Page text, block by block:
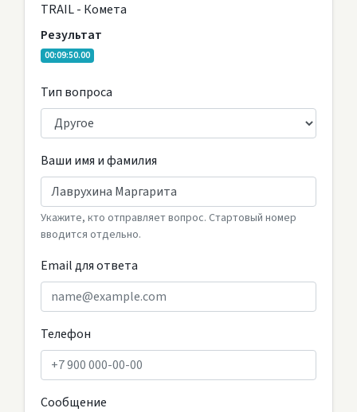
TRAIL - Комета
Результат
00:09:50.00
Тип вопроса
Ваши имя и фамилия
Укажите, кто отправляет вопрос. Стартовый номер
вводится отдельно.
Email для ответа
Телефон
Сообщение